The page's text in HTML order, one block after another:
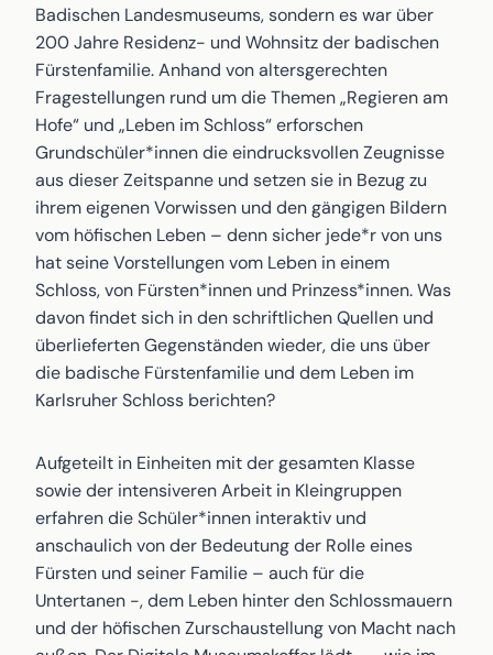
Badischen Landesmuseums, sondern es war über
200 Jahre Residenz- und Wohnsitz der badischen
Fürstenfamilie. Anhand von altersgerechten
Fragestellungen rund um die Themen „Regieren am
Hofe“ und „Leben im Schloss“ erforschen
Grundschüler*innen die eindrucksvollen Zeugnisse
aus dieser Zeitspanne und setzen sie in Bezug zu
ihrem eigenen Vorwissen und den gängigen Bildern
vom höfischen Leben – denn sicher jede*r von uns
hat seine Vorstellungen vom Leben in einem
Schloss, von Fürsten*innen und Prinzess*innen. Was
davon findet sich in den schriftlichen Quellen und
überlieferten Gegenständen wieder, die uns über
die badische Fürstenfamilie und dem Leben im
Karlsruher Schloss berichten?
Aufgeteilt in Einheiten mit der gesamten Klasse
sowie der intensiveren Arbeit in Kleingruppen
erfahren die Schüler*innen interaktiv und
anschaulich von der Bedeutung der Rolle eines
Fürsten und seiner Familie – auch für die
Untertanen -, dem Leben hinter den Schlossmauern
und der höfischen Zurschaustellung von Macht nach